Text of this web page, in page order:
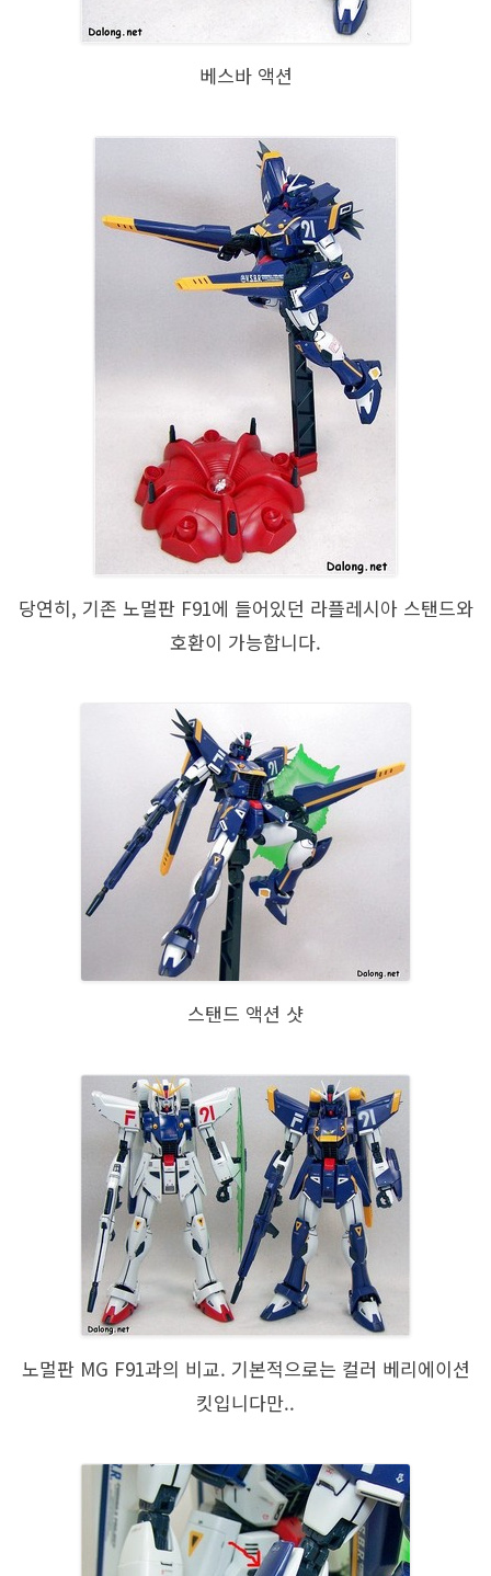
베스바 액션
당연히, 기존 노멀판 F91에 들어있던 라플레시아 스탠드와
호환이 가능합니다.
스탠드 액션 샷
노멀판 MG F91과의 비교. 기본적으로는 컬러 베리에이션
킷입니다만..